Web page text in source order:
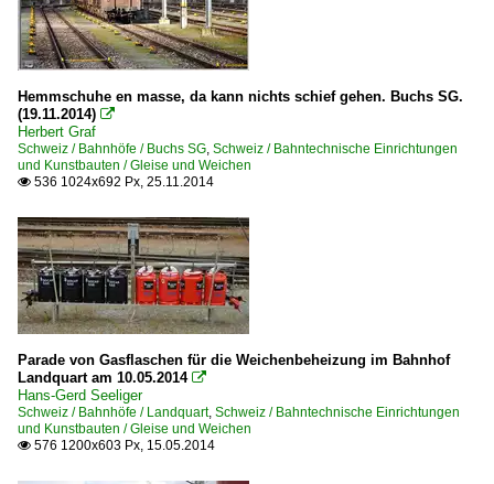
Hemmschuhe en masse, da kann nichts schief gehen. Buchs SG.
(19.11.2014) 
Herbert Graf
Schweiz / Bahnhöfe / Buchs SG, Schweiz / Bahntechnische Einrichtungen
und Kunstbauten / Gleise und Weichen
 536 1024x692 Px, 25.11.2014
Parade von Gasflaschen für die Weichenbeheizung im Bahnhof
Landquart am 10.05.2014 
Hans-Gerd Seeliger
Schweiz / Bahnhöfe / Landquart, Schweiz / Bahntechnische Einrichtungen
und Kunstbauten / Gleise und Weichen
 576 1200x603 Px, 15.05.2014